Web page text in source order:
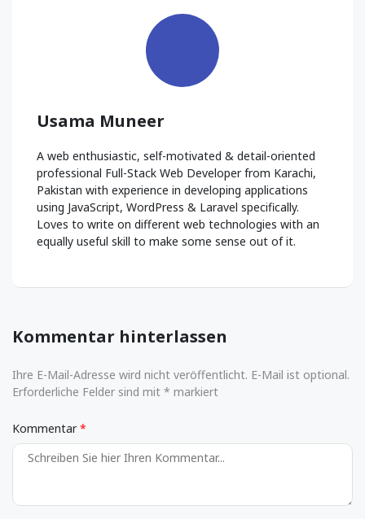
Usama Muneer
A web enthusiastic, self-motivated & detail-oriented
professional Full-Stack Web Developer from Karachi,
Pakistan with experience in developing applications
using JavaScript, WordPress & Laravel specifically.
Loves to write on different web technologies with an
equally useful skill to make some sense out of it.
Kommentar hinterlassen
Ihre E-Mail-Adresse wird nicht veröffentlicht. E-Mail ist optional.
Erforderliche Felder sind mit * markiert
Kommentar